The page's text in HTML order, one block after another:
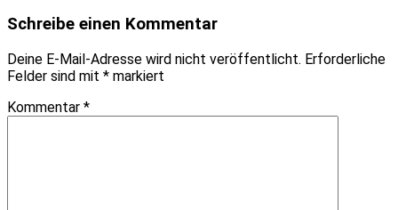
Schreibe einen Kommentar
Deine E-Mail-Adresse wird nicht veröffentlicht. Erforderliche
Felder sind mit * markiert
Kommentar *